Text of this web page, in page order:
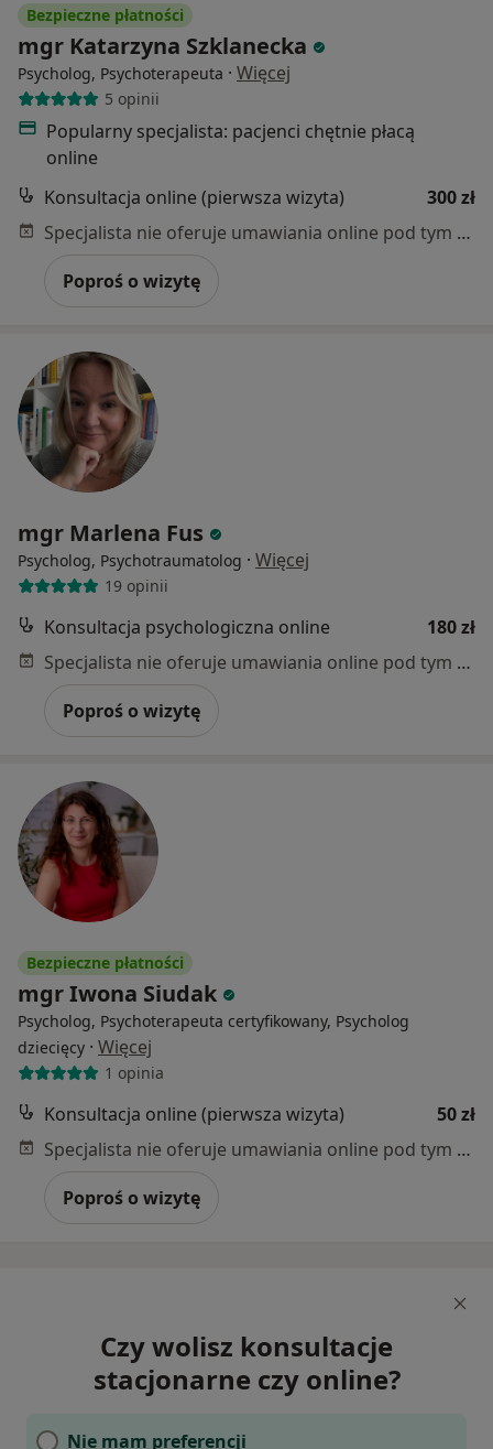
Bezpieczne płatności
mgr Katarzyna Szklanecka
Psycholog, Psychoterapeuta · Więcej
5 opinii
Popularny specjalista: pacjenci chętnie płacą
online
Konsultacja online (pierwsza wizyta)
300 zł
Specjalista nie oferuje umawiania online pod tym adresem.
Poproś o wizytę
mgr Marlena Fus
Psycholog, Psychotraumatolog · Więcej
19 opinii
Konsultacja psychologiczna online
180 zł
Specjalista nie oferuje umawiania online pod tym adresem.
Poproś o wizytę
Bezpieczne płatności
mgr Iwona Siudak
Psycholog, Psychoterapeuta certyfikowany, Psycholog
dziecięcy · Więcej
1 opinia
Konsultacja online (pierwsza wizyta)
50 zł
Specjalista nie oferuje umawiania online pod tym adresem.
Poproś o wizytę
Czy wolisz konsultacje
stacjonarne czy online?
Nie mam preferencji